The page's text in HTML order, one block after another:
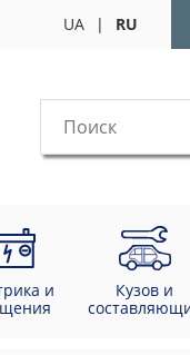
UA | RU
и
Кузов и